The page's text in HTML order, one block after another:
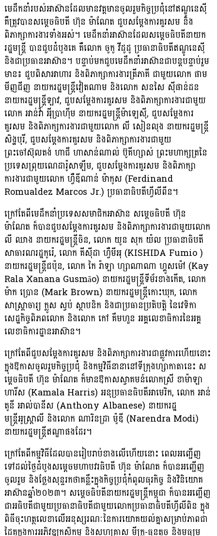
មេដឹកនាំរបស់អាស៊ានដែលមានវត្តមានចូលរួមកិច្ចប្រជុំនៅឥណ្ឌូនេស៊ី
គឺត្រូវបានសម្តេចធិបតី ហ៊ុន ម៉ាណែត ជួបសម្តែងការគួរសម និង
ពិភាក្សាការងារទាំងអស់។ មេដឹកនាំអាស៊ា​ន​ដែល​សម្តេចធិបតីនាយក
រដ្ឋមន្ត្រី បានជួបដំបូងគេ គឺលោក ចូកូ វីដូដូ ប្រធានាធិបតីឥណ្ឌូនេស៊ី
និងជាប្រធានអាស៊ាន។ បន្ទាប់មកជួបមេដឹកនាំអាស៊ានជាបន្តបន្ទាប់រួម
មាន៖ ជួបពិសាអាហារ និងពិភាក្សាការងារត្រីភាគី ជាមួយលោក ផាម
មីញជីញ នាយករដ្ឋមន្ត្រីវៀតណាម និងលោក សនសៃ ស៊ីផាន់ដន
នាយករដ្ឋមន្ត្រីឡាវ, ជួបសម្តែងការគួរសម និងពិភាក្សាការងារ​ជាមួយ​
លោក អាន់វ៉ា អ៉ីប្រាហ៉ីម នាយករដ្ឋមន្ត្រីម៉ាឡេស៊ី, ជួបសម្តែងការ
គួរសម និងពិភាក្សការងារ​ជា​មួយលោក លី សៀនលុង នាយករដ្ឋមន្ត្រី
សិង្ហបុរី, ជួបសម្តែងការគួរសម និងពិភាក្សាការងារ​ជាមួយ
ព្រះចៅស៊ុលតង់ ហាជី ហាសាន់ណាល់ ប៊ូគីហ្សាស់ ព្រះមហាក្សត្រនៃ
ប្រទេសព្រុយ​ណេ​ដារ៉ូសាឡឹម, ជួបសម្តែងការគួរសម និងពិភាក្សា
ការងារជាមួយលោក ហ្វឺឌីណាន់ ម៉ាកូស (Fer​di​​nan​d
Romualdez Marcos Jr.) ប្រធានាធិបតីហ្វីលីពីន។
ក្រៅតែពីមេដឹកនាំប្រទេសសមាជិកអាស៊ាន សម្តេចធិបតី ហ៊ុន
ម៉ាណែត ក៏បានជួបសម្តែងការ​គួរ​សម និងពិភាក្សាការងារជាមួយលោក
លី ឈាង នាយករដ្ឋមន្ត្រីចិន, លោក យូន សុក យ៉ល ប្រធានាធិបតី
សា​ធា​រណ​​រដ្ឋកូរ៉េ, លោក គីស៊ីដា ហ្វឺមីអុ (KISHIDA Fumio )
នាយក​រដ្ឋ​មន្ត្រី​ជ​ប៉ុន, លោក កៃ រ៉ាឡា ហ្សាណាណា ហ្គូសម៉ៅ (Kay
Rala Xanana Gusmão) នាយករដ្ឋមន្ត្រីទីម័រខាងកើត, លោក
ម៉ាក ប្រោន (Mark Brown) នាយករដ្ឋមន្ត្រីកោះឃុក, លោក
សាស្រ្តាចារ្យ ក្លូស ស្វប់ ស្ថាបនិក និងជាប្រធានប្រតិបត្តិ នៃវេទិកា
សេដ្ឋកិច្ចពិភពលោក និងលោក កៅ គឹមហួន អគ្គលេខាធិការនៃអគ្គ
លេខា​ធិការ​ដ្ឋាន​អា​ស៊ាន។
ក្រៅតែពីជួបសម្តែងការគួរសម និងពិភាក្សាការងារជាផ្លូវការហើយនោះ
ក្នុងឱកាសចូលរួមកិច្ច​ប្រជុំ និងកម្មវិធីនានានៅទីក្រុងហ្សាកាតានេះ ស
ម្តេចធិបតី ហ៊ុន ម៉ាណែត ក៏មានឱកាសស្វា​គមន៍លោកស្រី ខាម៉ាឡា
ហារីស (Kamala Harris) អនុប្រធានធិបតីអាមេរិក, លោក អាន់​
តូនី អាល់បានីស (Anthony Albanese) នាយករដ្ឋ
មន្ត្រីអូស្ត្រាលី និងលោក ណារិនដ្រា ម៉ូឌី (Narendra Modi)
នាយករដ្ឋមន្ត្រីឥណ្ឌាផងដែរ។
ក្រៅតែពីកម្មវិធីដែលបានរៀបរាប់ខាងលើហើយនោះ ពេលអញ្ជើញ
ទៅដល់ថ្ងៃដំបូងសម្តេច​មហា​បវរធិបតី ហ៊ុន ម៉ាណែត ក៏បានអញ្ជើញ
ចូលរួម និងថ្លែងសុន្ទរកថាគន្លឹះក្នុង​កិច្ចប្រជុំ​កំពូល​ធុរកិច្ច និងវិនិយោគ
អាស៊ានឆ្នាំ២០២៣។ សម្តេចធិបតីនាយករដ្ឋមន្ត្រីកម្ពុជា ក៏បានអញ្ជើញ​
ជា​អធិបតីជាមួយប្រធានាធិបតីជាមួយលោកប្រធានាធិបតីហ្វីលីពិន ក្នុង
ពិធីចុះហត្ថលេខា​លើ​អនុ​ស្ស​រណៈនៃការយោគយល់គ្នាសម្រាប់ភាពជា
ដៃគូក្នុងការអភិវឌ្ឍកសិកម្ម និងសហគ្រាស មីក្រូ-ធុនតូច និងមធ្យម